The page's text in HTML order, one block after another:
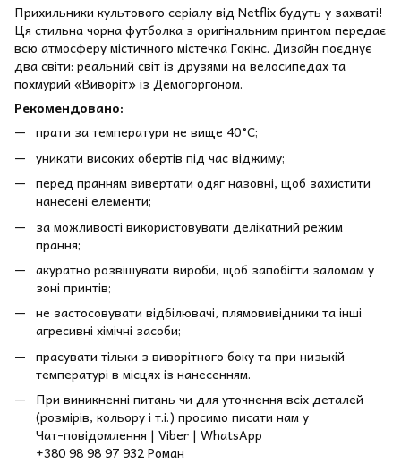
Прихильники культового серіалу від Netflix будуть у захваті!
Ця стильна чорна футболка з оригінальним принтом передає
всю атмосферу містичного містечка Гокінс. Дизайн поєднує
два світи: реальний світ із друзями на велосипедах та
похмурий «Виворіт» із Демогоргоном.
Рекомендовано:
прати за температури не вище 40 °C;
уникати високих обертів під час віджиму;
перед пранням вивертати одяг назовні, щоб захистити
нанесені елементи;
за можливості використовувати делікатний режим
прання;
акуратно розвішувати вироби, щоб запобігти заломам у
зоні принтів;
не застосовувати відбілювачі, плямовивідники та інші
агресивні хімічні засоби;
прасувати тільки з виворітного боку та при низькій
температурі в місцях із нанесенням.
При виникненні питань чи для уточнення всіх деталей
(розмірів, кольору і т.і.) просимо писати нам у
Чат-повідомлення | Viber | WhatsApp
+380 98 98 97 932 Роман